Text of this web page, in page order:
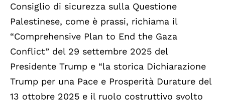
Consiglio di sicurezza sulla Questione
Palestinese, come è prassi, richiama il
“Comprehensive Plan to End the Gaza
Conflict” del 29 settembre 2025 del
Presidente Trump e “la storica Dichiarazione
Trump per una Pace e Prosperità Durature del
13 ottobre 2025 e il ruolo costruttivo svolto